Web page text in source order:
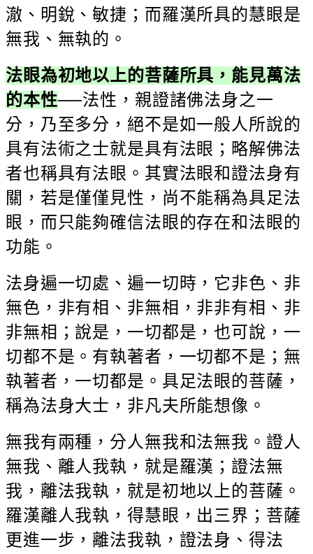
澈、明銳、敏捷；而羅漢所具的慧眼是
無我、無執的。
法眼為初地以上的菩薩所具，能見萬法
的本性──法性，親證諸佛法身之一
分，乃至多分，絕不是如一般人所說的
具有法術之士就是具有法眼；略解佛法
者也稱具有法眼。其實法眼和證法身有
關，若是僅僅見性，尚不能稱為具足法
眼，而只能夠確信法眼的存在和法眼的
功能。
法身遍一切處、遍一切時，它非色、非
無色，非有相、非無相，非非有相、非
非無相；說是，一切都是，也可說，一
切都不是。有執著者，一切都不是；無
執著者，一切都是。具足法眼的菩薩，
稱為法身大士，非凡夫所能想像。
無我有兩種，分人無我和法無我。證人
無我、離人我執，就是羅漢；證法無
我，離法我執，就是初地以上的菩薩。
羅漢離人我執，得慧眼，出三界；菩薩
更進一步，離法我執，證法身、得法